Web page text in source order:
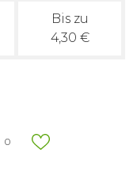
Bis zu
4,30 €
0